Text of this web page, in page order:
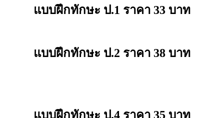
แบบฝึกทักษะ ป.1 ราคา 33 บาท
แบบฝึกทักษะ ป.2 ราคา 38 บาท
แบบฝึกทักษะ ป.4 ราคา 35 บาท